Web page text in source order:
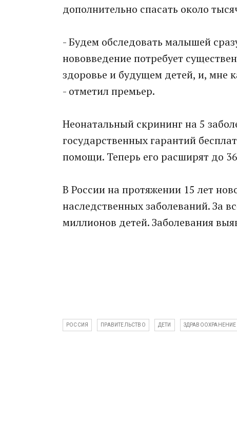
дополнительно спасать около
- Будем обследовать малышей
нововведение потребует
здоровье и будущем детей, и, мне
- отметил премьер.
Неонатальный скрининг на 5
государственных гарантий
помощи. Теперь его расширят до
В России на протяжении 15 лет
наследственных заболеваний. За
миллионов детей. Заболевания
РОССИЯ ПРАВИТЕЛЬСТВО ДЕТИ ЗДРАВООХРАНЕНИЕ